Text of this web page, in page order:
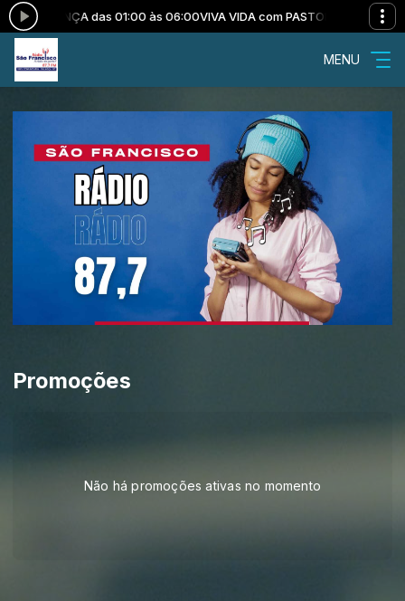
DA CRIANÇA das 01:00 às 06:00VIVA VIDA com PASTORAL DA
MENU
Promoções
Não há promoções ativas no momento